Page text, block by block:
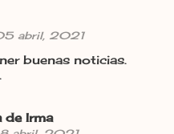
abril, 2021
buenas noticias.
de Irma